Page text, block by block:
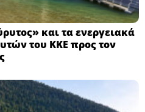
και τα ενεργειακά
του ΚΚΕ προς τον